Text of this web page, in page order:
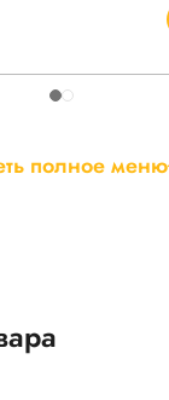
полное меню